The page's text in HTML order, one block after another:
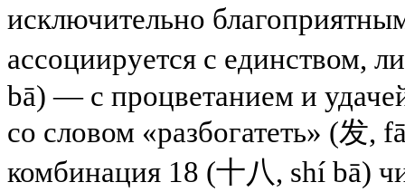
исключительно
ассоциируется с единством,
bā) — с процветанием и
со словом «разбогатеть» (发,
комбинация 18 (十八, shí bā)